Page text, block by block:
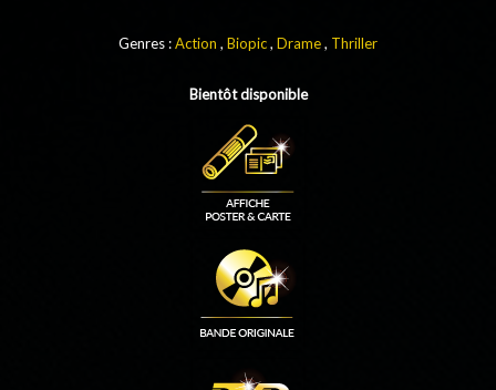
Genres :Action , Biopic, Drame, Thriller
Bientôt disponible